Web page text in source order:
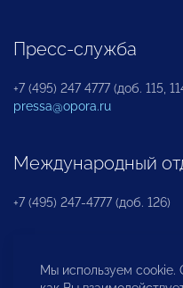
Пресс-служба
+7 (495) 247 4777 (доб. 115,
pressa@opora.ru
Международный
+7 (495) 247-4777 (доб. 126)
Бюро по защите
Мы используем cookie.